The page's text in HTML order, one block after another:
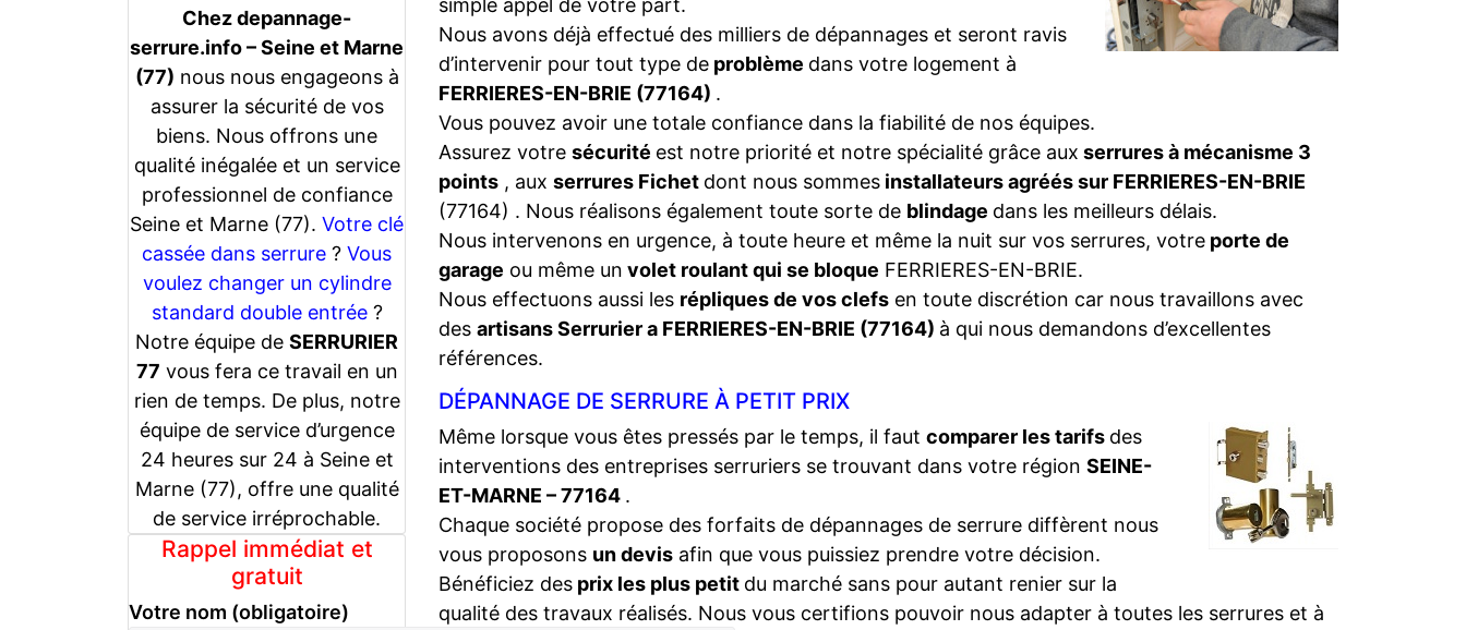
Chez depannage-
serrure.info – Seine et Marne
(77) nous nous engageons à
assurer la sécurité de vos
biens. Nous offrons une
qualité inégalée et un service
professionnel de confiance
Seine et Marne (77). Votre clé
cassée dans serrure ? Vous
voulez changer un cylindre
standard double entrée ?
Notre équipe de SERRURIER
77 vous fera ce travail en un
rien de temps. De plus, notre
équipe de service d’urgence
24 heures sur 24 à Seine et
Marne (77), offre une qualité
de service irréprochable.
Rappel immédiat et
gratuit
Votre nom (obligatoire)
simple appel de votre part.
Nous avons déjà effectué des milliers de dépannages et seront ravis
d’intervenir pour tout type de problème dans votre logement à
FERRIERES-EN-BRIE (77164) .
Vous pouvez avoir une totale confiance dans la fiabilité de nos équipes.
Assurez votre sécurité est notre priorité et notre spécialité grâce aux serrures à mécanisme 3
points , aux serrures Fichet dont nous sommes installateurs agréés sur FERRIERES-EN-BRIE
(77164) . Nous réalisons également toute sorte de blindage dans les meilleurs délais.
Nous intervenons en urgence, à toute heure et même la nuit sur vos serrures, votre porte de
garage ou même un volet roulant qui se bloque FERRIERES-EN-BRIE.
Nous effectuons aussi les répliques de vos clefs en toute discrétion car nous travaillons avec
des artisans Serrurier a FERRIERES-EN-BRIE (77164) à qui nous demandons d’excellentes
références.
DÉPANNAGE DE SERRURE À PETIT PRIX
Même lorsque vous êtes pressés par le temps, il faut comparer les tarifs des
interventions des entreprises serruriers se trouvant dans votre région SEINE-
ET-MARNE – 77164 .
Chaque société propose des forfaits de dépannages de serrure diffèrent nous
vous proposons un devis afin que vous puissiez prendre votre décision.
Bénéficiez des prix les plus petit du marché sans pour autant renier sur la
qualité des travaux réalisés. Nous vous certifions pouvoir nous adapter à toutes les serrures et à